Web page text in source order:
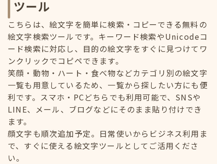
ツール
こちらは、絵文字を簡単に検索・コピーできる無料の
絵文字検索ツールです。キーワード検索やUnicodeコ
ード検索に対応し、目的の絵文字をすぐに見つけてワ
ンクリックでコピペできます。
笑顔・動物・ハート・食べ物などカテゴリ別の絵文字
一覧も用意しているため、一覧から探したい方にも便
利です。スマホ・PCどちらでも利用可能で、SNSや
LINE、メール、ブログなどにそのまま貼り付けでき
ます。
顔文字も順次追加予定。日常使いからビジネス利用ま
で、すぐに使える絵文字ツールとしてご活用くださ
い。